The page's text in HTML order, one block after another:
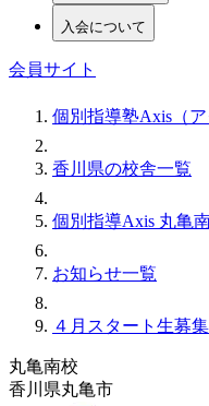
入会について
会員サイト
個別指導塾Axis（
香川県の校舎一覧
個別指導Axis 丸亀
お知らせ一覧
４月スタート生募集
丸亀南校
香川県丸亀市